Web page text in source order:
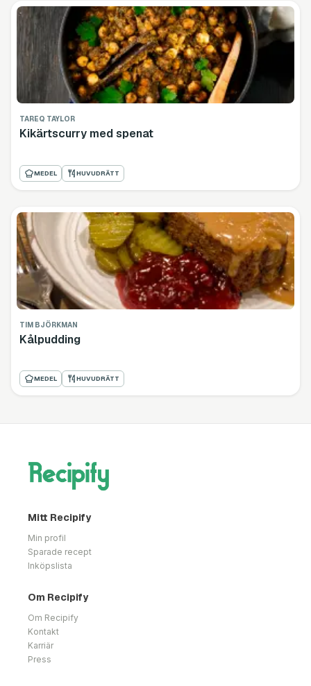
TAREQ TAYLOR
Kikärtscurry med spenat
MEDEL HUVUDRÄTT
TIM BJÖRKMAN
Kålpudding
MEDEL HUVUDRÄTT
Mitt Recipify
Min profil
Sparade recept
Inköpslista
Om Recipify
Om Recipify
Kontakt
Karriär
Press